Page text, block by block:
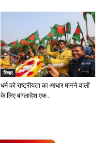
विचार
धर्म को राष्ट्रीयता का आधार मानने वालों
के लिए बांग्लादेश एक...